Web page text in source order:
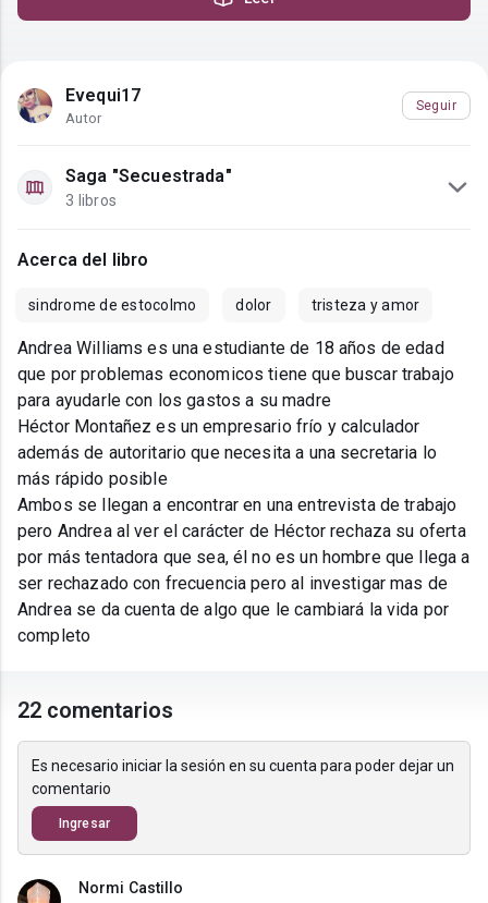
Evequi17
Autor
Seguir
Saga "Secuestrada"
3 libros
Acerca del libro
sindrome de estocolmo dolor tristeza y amor
Andrea Williams es una estudiante de 18 años de edad
que por problemas economicos tiene que buscar trabajo
para ayudarle con los gastos a su madre
Héctor Montañez es un empresario frío y calculador
además de autoritario que necesita a una secretaria lo
más rápido posible
Ambos se llegan a encontrar en una entrevista de trabajo
pero Andrea al ver el carácter de Héctor rechaza su oferta
por más tentadora que sea, él no es un hombre que llega a
ser rechazado con frecuencia pero al investigar mas de
Andrea se da cuenta de algo que le cambiará la vida por
completo
22 comentarios
Es necesario iniciar la sesión en su cuenta para poder dejar un
comentario
Ingresar
Normi Castillo